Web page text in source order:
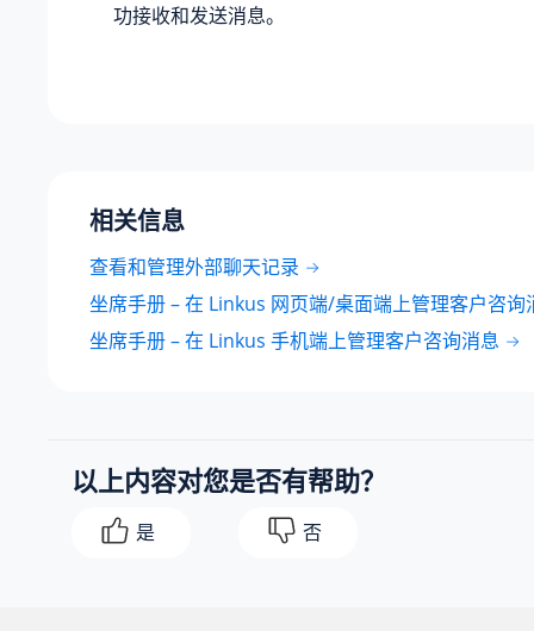
功接收和发送消息。
相关信息
查看和管理外部聊天记录
坐席手册 – 在 Linkus 网页端/桌面端上管理客户咨询
坐席手册 – 在 Linkus 手机端上管理客户咨询消息
以上内容对您是否有帮助？
是 否